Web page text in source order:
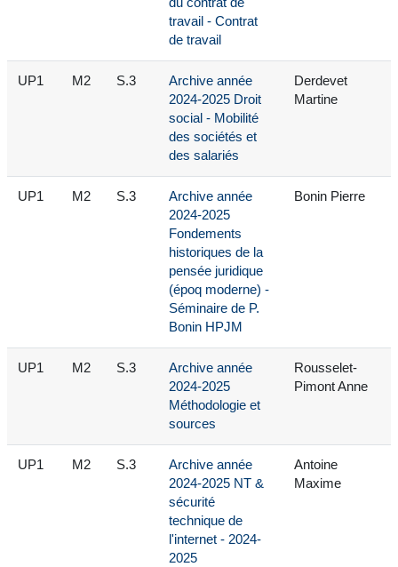
travail - Contrat
de travail
UP1 M2 S.3
Archive année
2024-2025 Droit
social - Mobilité
des sociétés et
des salariés
Derdevet
Martine
UP1 M2 S.3
Archive année
2024-2025
Fondements
historiques de la
pensée juridique
(époq moderne) -
Séminaire de P.
Bonin HPJM
Bonin Pierre
UP1 M2 S.3
Archive année
2024-2025
Méthodologie et
sources
Rousselet-
Pimont Anne
UP1 M2 S.3
Archive année
2024-2025 NT &
sécurité
technique de
l'internet - 2024-
2025
Antoine
Maxime